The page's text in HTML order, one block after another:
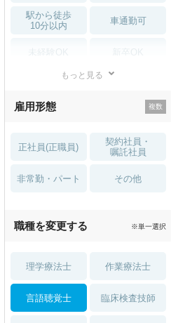
駅から徒歩
10分以内
車通勤可
住宅手当・補助
土日祝休 無資格 OK
積極採用中 WEB面接OK
もっと見る
雇用形態
正社員(正職員)
契約社員・
嘱託社員
非常勤・パート その他
職種を変更する ※単一選択
理学療法士 作業療法士
言語聴覚士 臨床検査技師